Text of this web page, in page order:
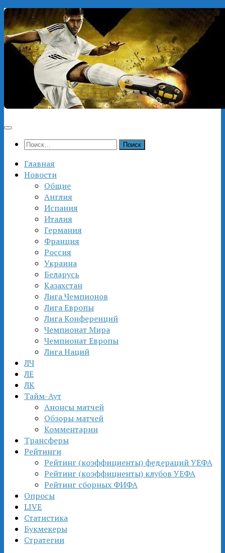
Перейти
к
содержимому
Найти:
Главная
Новости
Общие
Англия
Испания
Италия
Германия
Франция
Россия
Украина
Беларусь
Казахстан
Лига Чемпионов
Лига Европы
Лига Конференций
Чемпионат Мира
Чемпионат Европы
Лига Наций
ЛЧ
ЛЕ
ЛК
Тайм-Аут
Анонсы матчей
Обзоры матчей
Комментарии
Трансферы
Рейтинги
Рейтинг (коэффициенты) федераций УЕФА
Рейтинг (коэффициенты) клубов УЕФА
Рейтинг сборных ФИФА
Опросы
LIVE
Статистика
Букмекеры
Стратегии